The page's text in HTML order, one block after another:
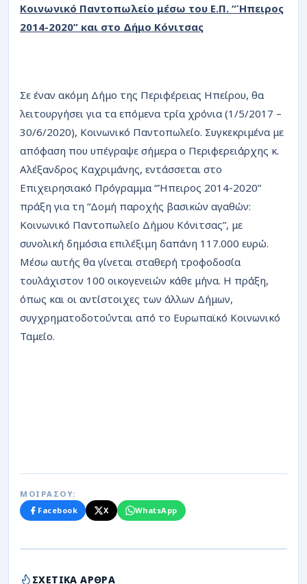
Κοινωνικό Παντοπωλείο μέσω του Ε.Π. “Ήπειρος
2014-2020” και στο Δήμο Κόνιτσας
Σε έναν ακόμη Δήμο της Περιφέρειας Ηπείρου, θα
λειτουργήσει για τα επόμενα τρία χρόνια (1/5/2017 –
30/6/2020), Κοινωνικό Παντοπωλείο. Συγκεκριμένα με
απόφαση που υπέγραψε σήμερα ο Περιφερειάρχης κ.
Αλέξανδρος Καχριμάνης, εντάσσεται στο
Επιχειρησιακό Πρόγραμμα “Ήπειρος 2014-2020”
πράξη για τη “Δομή παροχής βασικών αγαθών:
Κοινωνικό Παντοπωλείο Δήμου Κόνιτσας”, με
συνολική δημόσια επιλέξιμη δαπάνη 117.000 ευρώ.
Μέσω αυτής θα γίνεται σταθερή τροφοδοσία
τουλάχιστον 100 οικογενειών κάθε μήνα. Η πράξη,
όπως και οι αντίστοιχες των άλλων Δήμων,
συγχρηματοδοτούνται από το Ευρωπαϊκό Κοινωνικό
Ταμείο.
ΜΟΙΡΑΣΟΥ:
Facebook
X WhatsApp
ΣΧΕΤΙΚΑ ΑΡΘΡΑ